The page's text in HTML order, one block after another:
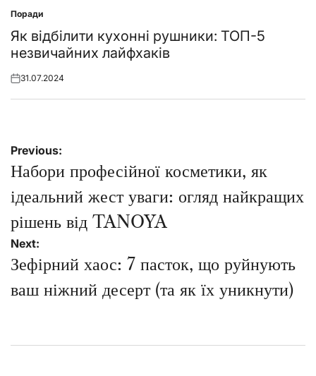
Posted
in
Поради
Як відбілити кухонні рушники: ТОП-5
незвичайних лайфхаків
Posted
31.07.2024
Навігація
записів
Previous:
Набори професійної косметики, як
ідеальний жест уваги: огляд найкращих
рішень від TANOYA
Next:
Зефірний хаос: 7 пасток, що руйнують
ваш ніжний десерт (та як їх уникнути)